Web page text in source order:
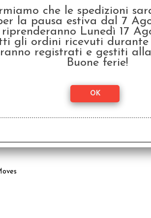
2015/2016
che le spedizioni
la pausa estiva dal 7
riprenderanno Lunedì 17
gli ordini ricevuti durante
registrati e gestiti
Buone ferie!